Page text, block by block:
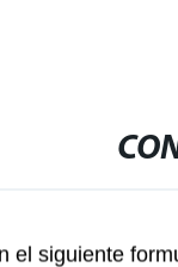
el siguiente